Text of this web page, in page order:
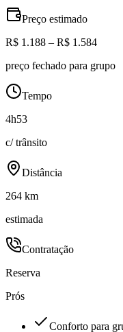
Preço estimado
R$ 1.188 – R$ 1.584
preço fechado para grupo
Tempo
4h53
c/ trânsito
Distância
264 km
estimada
Contratação
Reserva
Prós
Conforto para